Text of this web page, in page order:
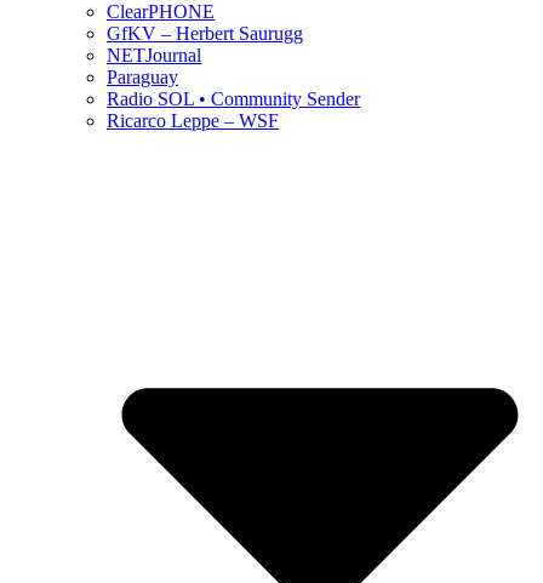
ClearPHONE
GfKV – Herbert Saurugg
NETJournal
Paraguay
Radio SOL • Community Sender
Ricarco Leppe – WSF